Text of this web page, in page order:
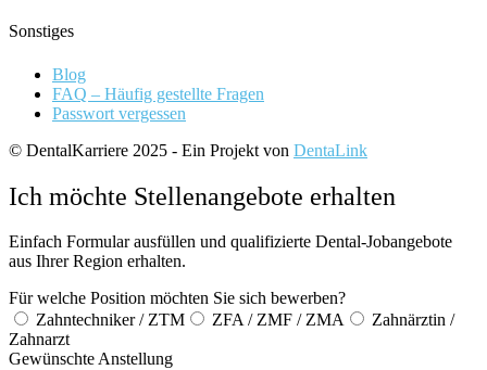
Sonstiges
Blog
FAQ – Häufig gestellte Fragen
Passwort vergessen
© DentalKarriere 2025 - Ein Projekt von DentaLink
Ich möchte Stellenangebote erhalten
Einfach Formular ausfüllen und qualifizierte Dental-Jobangebote
aus Ihrer Region erhalten.
Für welche Position möchten Sie sich bewerben?
Zahntechniker / ZTM
ZFA / ZMF / ZMA
Zahnärztin /
Zahnarzt
Gewünschte Anstellung